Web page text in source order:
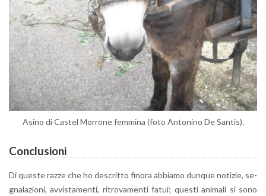
Asino di Ca­stel Mor­ro­ne fem­mi­na (foto An­to­ni­no De San­tis).
Con­clu­sio­ni
Di que­ste razze che ho de­scrit­to fi­no­ra ab­bia­mo dun­que no­ti­zie, se­
gna­la­zio­ni, av­vi­sta­men­ti, ri­tro­va­men­ti fatui; que­sti ani­ma­li si sono